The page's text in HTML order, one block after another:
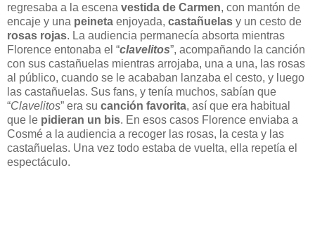
regresaba a la escena vestida de Carmen, con mantón de
encaje y una peineta enjoyada, castañuelas y un cesto de
rosas rojas. La audiencia permanecía absorta mientras
Florence entonaba el “clavelitos”, acompañando la canción
con sus castañuelas mientras arrojaba, una a una, las rosas
al público, cuando se le acababan lanzaba el cesto, y luego
las castañuelas. Sus fans, y tenía muchos, sabían que
“Clavelitos” era su canción favorita, así que era habitual
que le pidieran un bis. En esos casos Florence enviaba a
Cosmé a la audiencia a recoger las rosas, la cesta y las
castañuelas. Una vez todo estaba de vuelta, ella repetía el
espectáculo.